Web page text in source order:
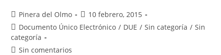
Autor
de
la
entrada:
Pinera del Olmo
Publicación
de
10 febrero, 2015
Categoría
de
la
Documento Único Electrónico / DUE / Sin categoría / Sin
categoría
Comentarios
Sin comentarios